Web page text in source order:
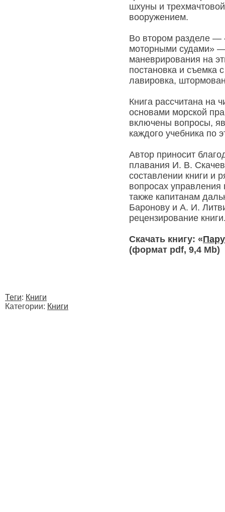
шхуны и
вооружением.
Во втором разделе —
моторными судами»
маневрирования на
постановка и съемка
лавировка,
Книга рассчитана на
основами морской
включены вопросы,
каждого учебника по
Автор приносит
плавания И. В.
составлении книги и
вопросах
также капитанам
Баронову и А. И.
рецензирование
Скачать книгу: «
(формат pdf, 9,4 Mb)
Теги: Книги
Категории: Книги